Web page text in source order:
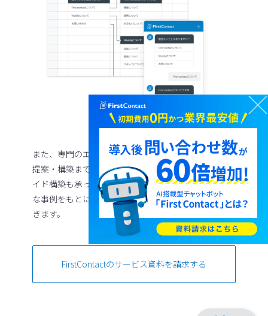
また、専門のエンジニアがご要望のヒアリングからご
提案・構築まで全ての作業を代行するフルオーダーメ
イド構築も承っております。これまで培ってきた様々
な事例をもとに最適なシナリオ構築を行わせていただ
きます。
FirstContactのサービス資料を請求する